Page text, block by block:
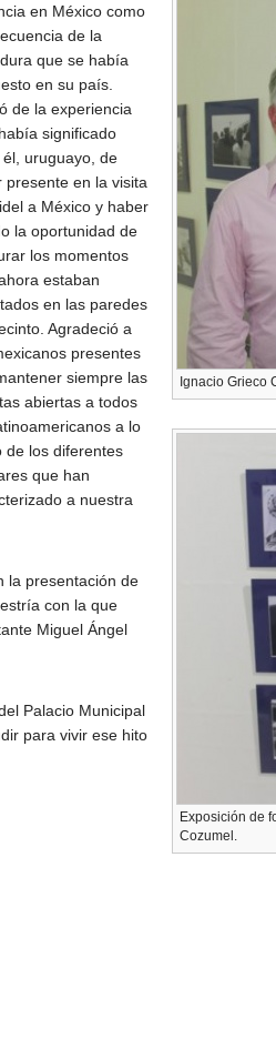
Ignacio Grieco
Exposición de
Cozumel.
en México como
de la
que se había
en su país.
de la experiencia
significado
él, uruguayo, de
presente en la visita
a México y haber
la oportunidad de
los momentos
estaban
en las paredes
Agradeció a
presentes
siempre las
abiertas a todos
a lo
de los diferentes
que han
a nuestra
la presentación de
con la que
Miguel Ángel
Palacio Municipal
para vivir ese hito